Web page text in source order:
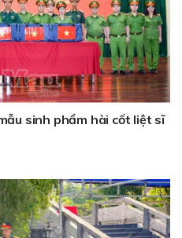
sinh phẩm hài cốt liệt sĩ